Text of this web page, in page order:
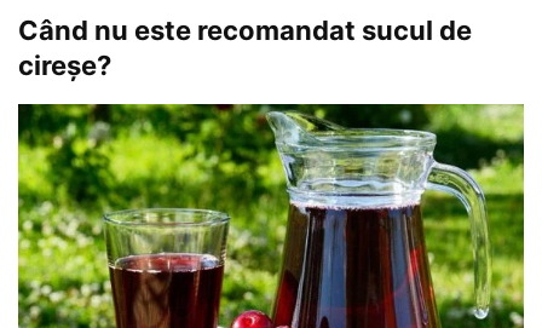
Când nu este recomandat sucul de
cireșe?